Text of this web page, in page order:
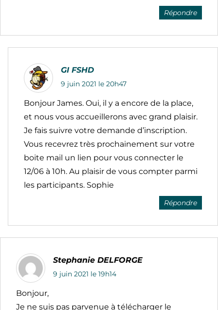
Répondre
GI FSHD
9 juin 2021 le 20h47
Bonjour James. Oui, il y a encore de la place,
et nous vous accueillerons avec grand plaisir.
Je fais suivre votre demande d’inscription.
Vous recevrez très prochainement sur votre
boite mail un lien pour vous connecter le
12/06 à 10h. Au plaisir de vous compter parmi
les participants. Sophie
Répondre
Stephanie DELFORGE
9 juin 2021 le 19h14
Bonjour,
Je ne suis pas parvenue à télécharger le